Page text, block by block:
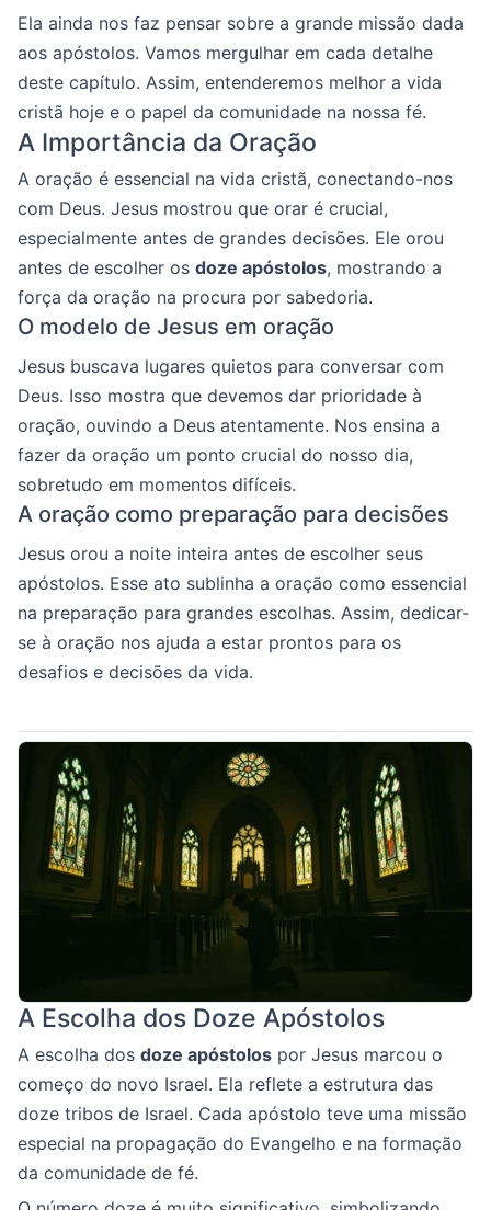
Ela ainda nos faz pensar sobre a grande missão dada
aos apóstolos. Vamos mergulhar em cada detalhe
deste capítulo. Assim, entenderemos melhor a vida
cristã hoje e o papel da comunidade na nossa fé.
A Importância da Oração
A oração é essencial na vida cristã, conectando-nos
com Deus. Jesus mostrou que orar é crucial,
especialmente antes de grandes decisões. Ele orou
antes de escolher os doze apóstolos, mostrando a
força da oração na procura por sabedoria.
O modelo de Jesus em oração
Jesus buscava lugares quietos para conversar com
Deus. Isso mostra que devemos dar prioridade à
oração, ouvindo a Deus atentamente. Nos ensina a
fazer da oração um ponto crucial do nosso dia,
sobretudo em momentos difíceis.
A oração como preparação para decisões
Jesus orou a noite inteira antes de escolher seus
apóstolos. Esse ato sublinha a oração como essencial
na preparação para grandes escolhas. Assim, dedicar-
se à oração nos ajuda a estar prontos para os
desafios e decisões da vida.
A Escolha dos Doze Apóstolos
A escolha dos doze apóstolos por Jesus marcou o
começo do novo Israel. Ela reflete a estrutura das
doze tribos de Israel. Cada apóstolo teve uma missão
especial na propagação do Evangelho e na formação
da comunidade de fé.